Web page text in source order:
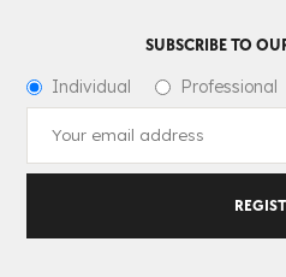
SUBSCRIBE TO
Individual Professional